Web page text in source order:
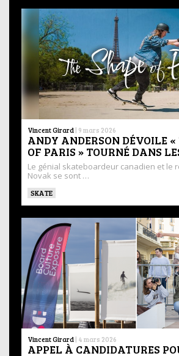
Vincent Girard | 9 mars 2026
ANDY ANDERSON DÉVOILE
OF PARIS » TOURNÉ DANS
Le génial skateboardeur canadien et le
Novak se sont …
SKATE
Vincent Girard | 4 mars 2026
APPEL À CANDIDATURES